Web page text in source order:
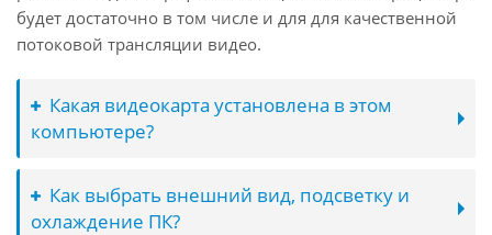
будет достаточно в том числе и для для качественной
потоковой трансляции видео.
Какая видеокарта установлена в этом
компьютере?
Как выбрать внешний вид, подсветку и
охлаждение ПК?